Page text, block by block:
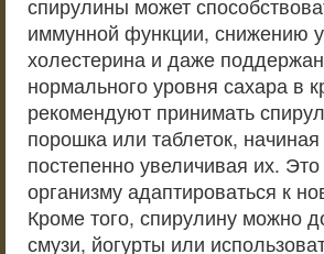
спирулины может
иммунной функции, снижению
холестерина и даже
нормального уровня сахара в
рекомендуют принимать
порошка или таблеток,
постепенно увеличивая их.
организму адаптироваться к
Кроме того, спирулину можно
смузи, йогурты или